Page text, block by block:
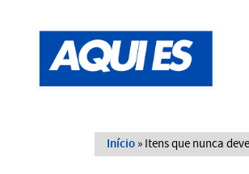
Início » Itens que nunca